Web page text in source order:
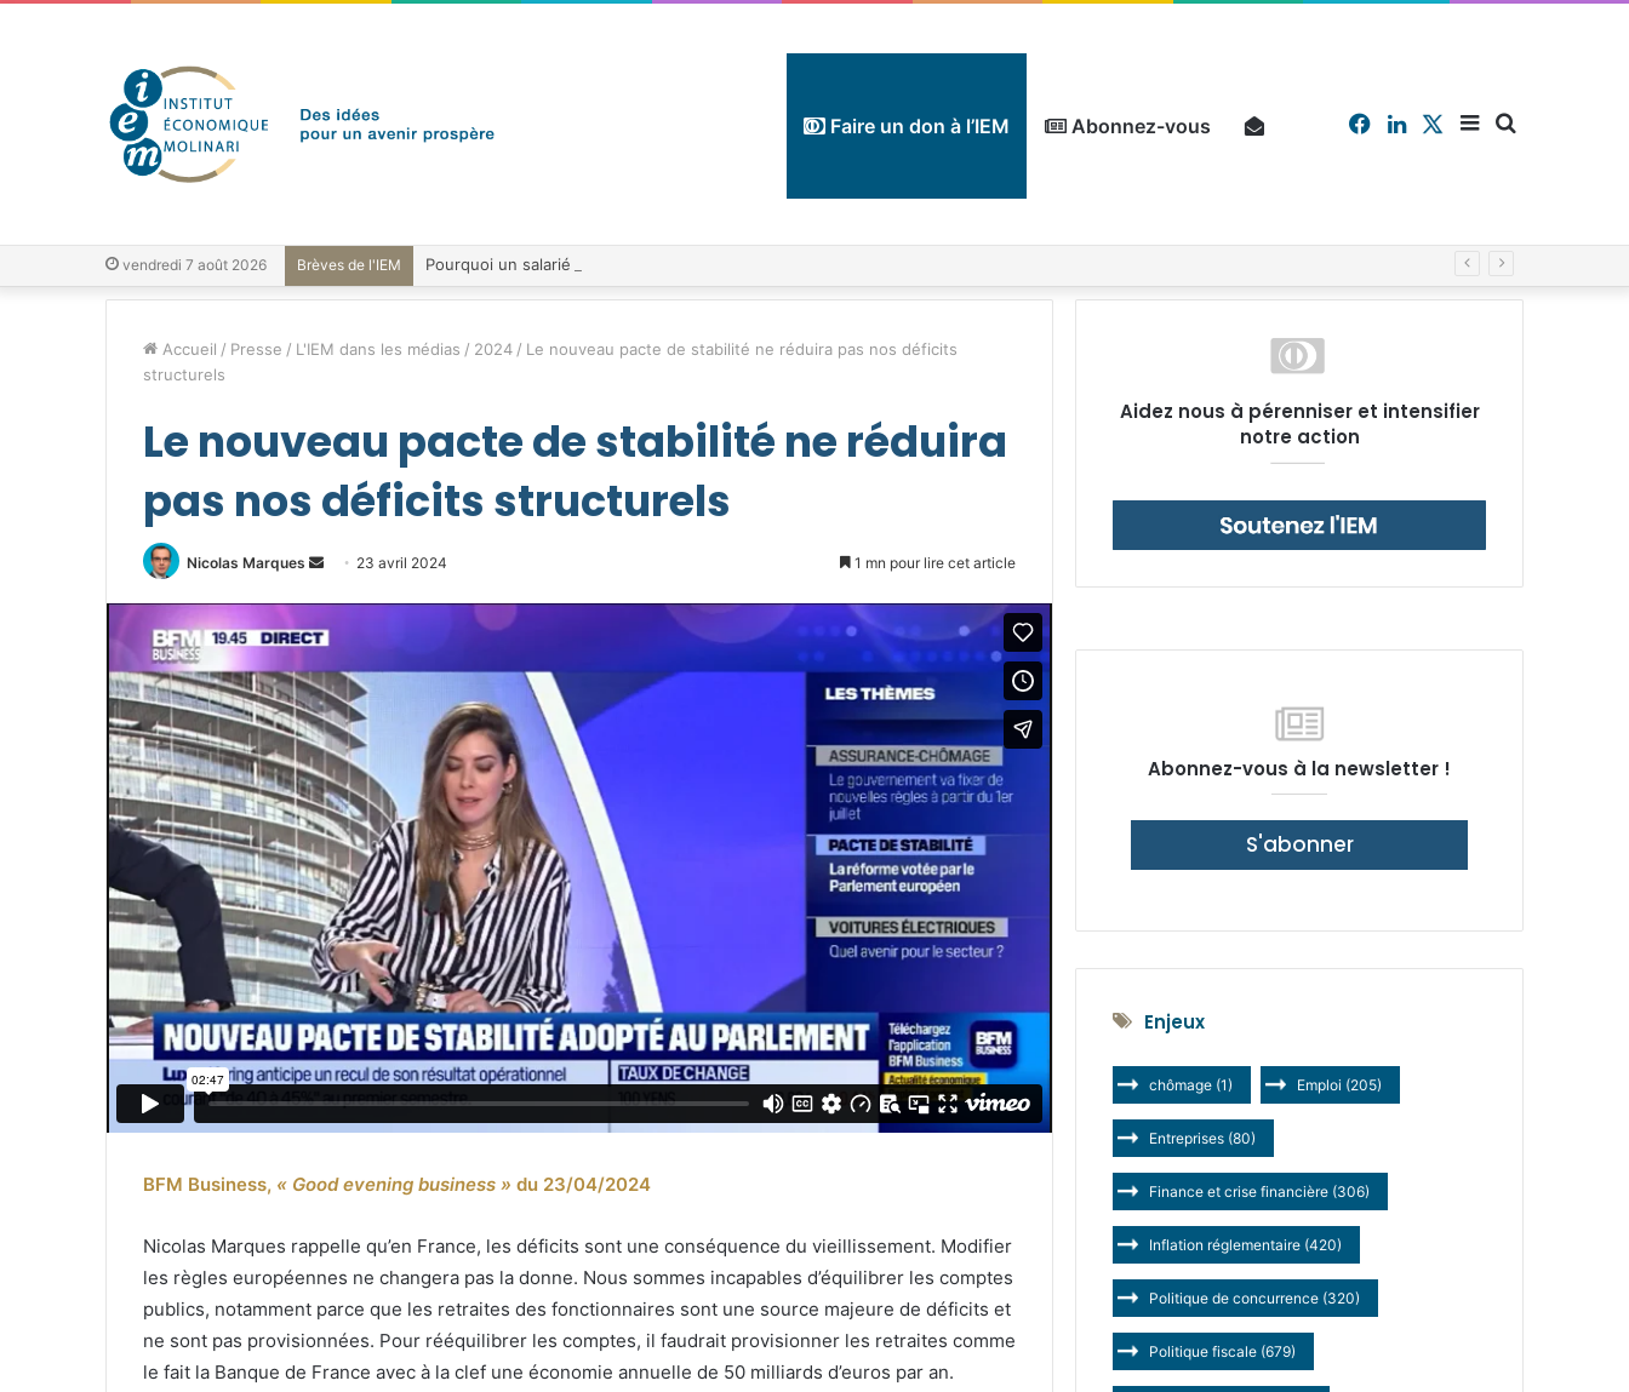
Faire un don à l’IEM Abonnez-vous Sidebar
X
Linkedin
Facebook
vendredi 7 août 2026 Brèves de l'IEM
Accueil / Presse / L'IEM dans les médias / 2024 / Le nouveau pacte de stabilité ne réduira pas nos déficits
structurels
Le nouveau pacte de stabilité ne réduira
pas nos déficits structurels
Nicolas Marques
Envoyer23 avril 2024 1 mn pour lire cet article
BFM Business, « Good evening business » du 23/04/2024
Nicolas Marques rappelle qu’en France, les déficits sont une conséquence du vieillissement. Modifier
les règles européennes ne changera pas la donne. Nous sommes incapables d’équilibrer les comptes
publics, notamment parce que les retraites des fonctionnaires sont une source majeure de déficits et
ne sont pas provisionnées. Pour rééquilibrer les comptes, il faudrait provisionner les retraites comme
le fait la Banque de France avec à la clef une économie annuelle de 50 milliards d’euros par an.
Aidez nous à pérenniser et intensifier
notre action
Abonnez-vous à la newsletter !
S'abonner
Enjeux
chômage (1) Emploi (205)
Entreprises (80)
Finance et crise financière (306)
Inflation réglementaire (420)
Politique de concurrence (320)
Politique fiscale (679)